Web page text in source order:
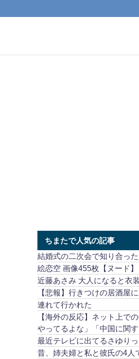
ちまたで人気の記事
結婚式の二次会で知り合っ
絵恋空 画像455枚【ヌード】
近藤あさみ 大人になると衣
【悲報】行きつけの居酒屋
連れて行かれた
【海外の反応】ネット上で
やってるよな」「中国に関
最近テレビに出てるさゆり
昔、姉夫婦と私と彼氏の4人